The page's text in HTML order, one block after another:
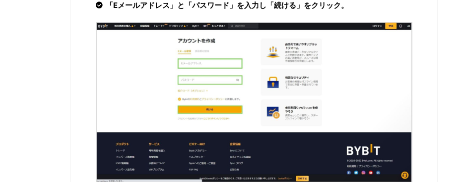
「Eメールアドレス」と「パスワード」を入力し「続ける」をクリック。